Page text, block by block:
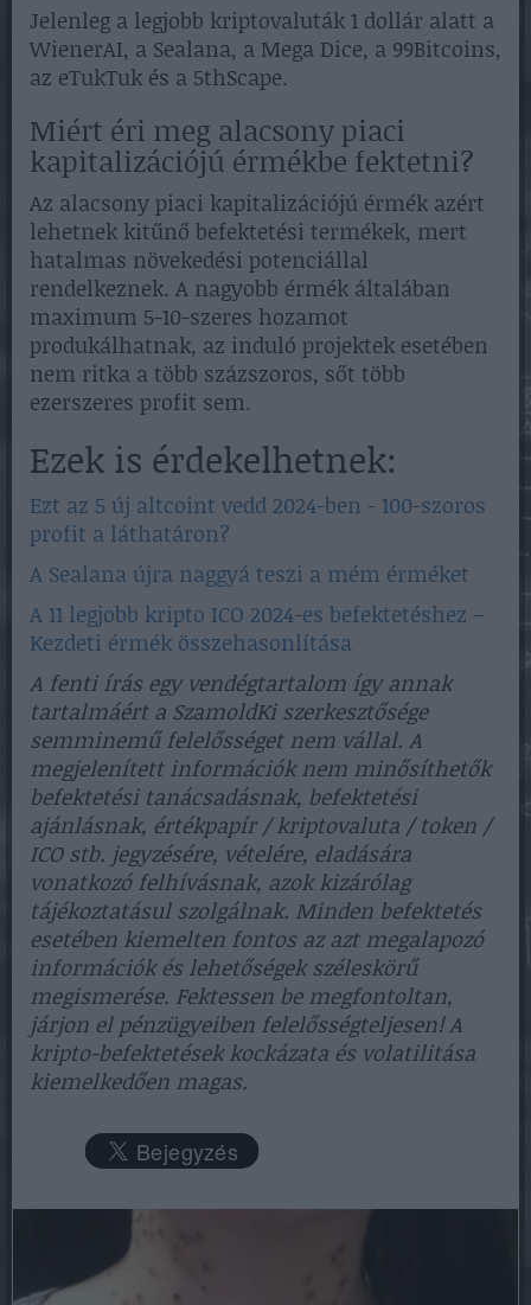
Jelenleg a legjobb kriptovaluták 1 dollár alatt a
WienerAI, a Sealana, a Mega Dice, a 99Bitcoins,
az eTukTuk és a 5thScape.
Miért éri meg alacsony piaci
kapitalizációjú érmékbe fektetni?
Az alacsony piaci kapitalizációjú érmék azért
lehetnek kitűnő befektetési termékek, mert
hatalmas növekedési potenciállal
rendelkeznek. A nagyobb érmék általában
maximum 5-10-szeres hozamot
produkálhatnak, az induló projektek esetében
nem ritka a több százszoros, sőt több
ezerszeres profit sem.
Ezek is érdekelhetnek:
Ezt az 5 új altcoint vedd 2024-ben - 100-szoros
profit a láthatáron?
A Sealana újra naggyá teszi a mém érméket
A 11 legjobb kripto ICO 2024-es befektetéshez –
Kezdeti érmék összehasonlítása
A fenti írás egy vendégtartalom így annak
tartalmáért a SzamoldKi szerkesztősége
semminemű felelősséget nem vállal. A
megjelenített információk nem minősíthetők
befektetési tanácsadásnak, befektetési
ajánlásnak, értékpapír / kriptovaluta / token /
ICO stb. jegyzésére, vételére, eladására
vonatkozó felhívásnak, azok kizárólag
tájékoztatásul szolgálnak. Minden befektetés
esetében kiemelten fontos az azt megalapozó
információk és lehetőségek széleskörű
megismerése. Fektessen be megfontoltan,
járjon el pénzügyeiben felelősségteljesen! A
kripto-befektetések kockázata és volatilitása
kiemelkedően magas.